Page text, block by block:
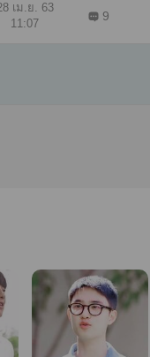
เม.ย. 63
11:07
9